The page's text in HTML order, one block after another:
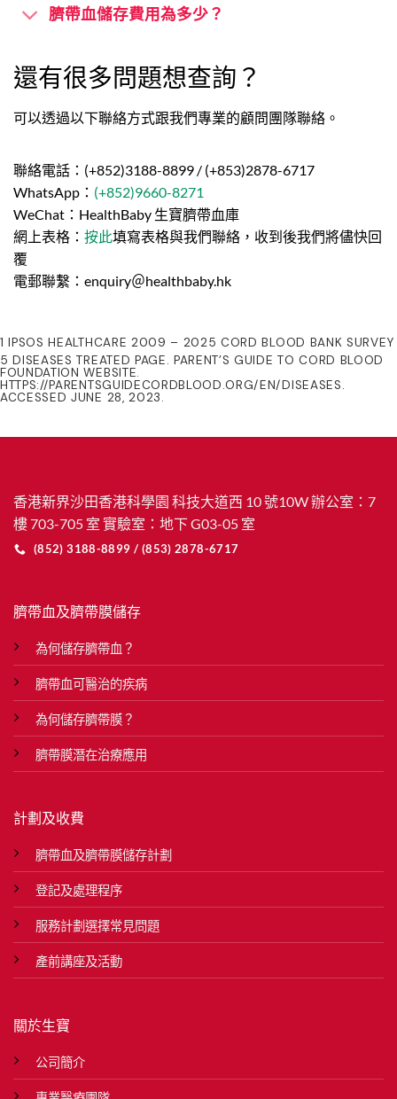
臍帶血儲存費用為多少？
還有很多問題想查詢？
可以透過以下聯絡方式跟我們專業的顧問團隊聯絡。
聯絡電話：(+852)3188-8899 / (+853)2878-6717
WhatsApp： (+852)9660-8271
WeChat：HealthBaby 生寶臍帶血庫
網上表格： 按此填寫表格與我們聯絡，收到後我們將儘快回
覆
電郵聯繫：enquiry＠healthbaby.hk
1 IPSOS HEALTHCARE 2009 – 2025 CORD BLOOD BANK SURVEY
5 DISEASES TREATED PAGE. PARENT’S GUIDE TO CORD BLOOD
FOUNDATION WEBSITE.
HTTPS://PARENTSGUIDECORDBLOOD.ORG/EN/DISEASES.
ACCESSED JUNE 28, 2023.
香港新界沙田香港科學園 科技大道西 10 號10W 辦公室：7
樓 703-705 室 實驗室：地下 G03-05 室
(852) 3188-8899 / (853) 2878-6717
臍帶血及臍帶膜儲存
為何儲存臍帶血？
臍帶血可醫治的疾病
為何儲存臍帶膜？
臍帶膜潛在治療應用
計劃及收費
臍帶血及臍帶膜儲存計劃
登記及處理程序
服務計劃選擇常見問題
產前講座及活動
關於生寶
公司簡介